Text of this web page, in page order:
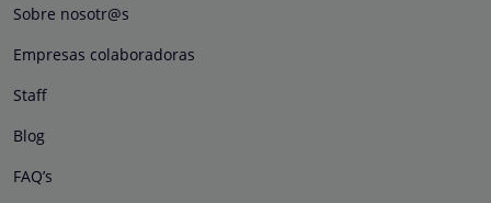
Sobre nosotr@s
Empresas colaboradoras
Staff
Blog
FAQ’s